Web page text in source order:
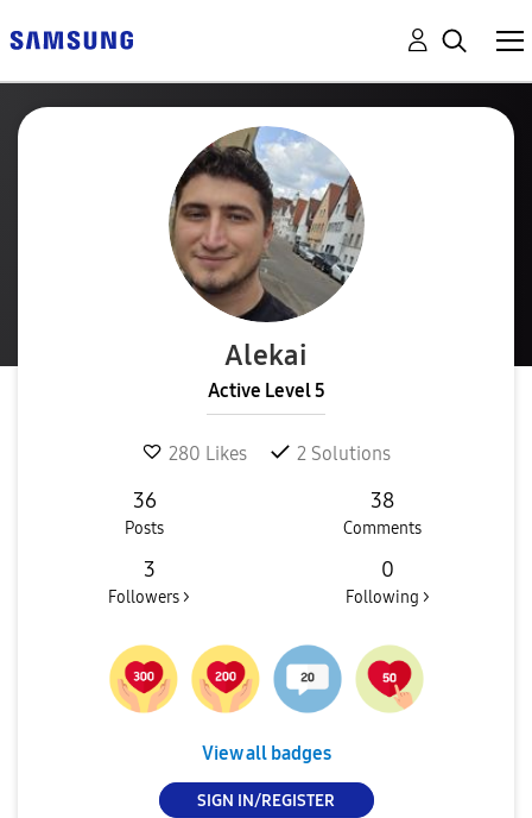
Alekai
Active Level 5
280 Likes 2 Solutions
36
Posts
38
Comments
3
Followers >
0
Following >
View all badges
SIGN IN/REGISTER